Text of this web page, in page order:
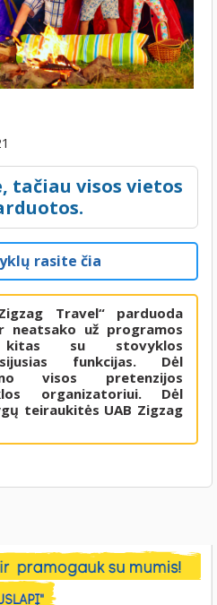
tačiau visos vietos
rasite čia
Travel“ parduoda
už programos
su stovyklos
funkcijas. Dėl
visos pretenzijos
organizatoriui. Dėl
teiraukitės UAB Zigzag